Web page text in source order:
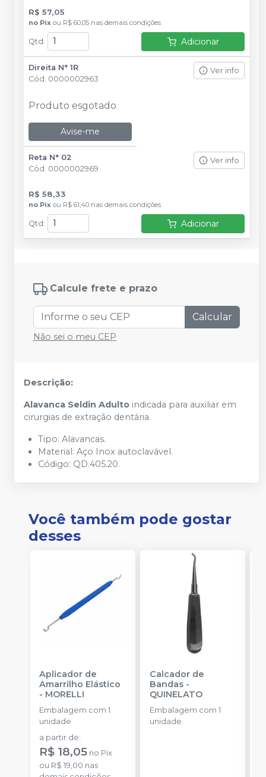
R$ 57,05
no Pix ou R$ 60,05 nas demais condições
Qtd : Adicionar
Direita N° 1R
Cód. 0000002963
Ver info
Produto esgotado
Avise-me
Reta N° 02
Cód. 0000002969
Ver info
R$ 58,33
no Pix ou R$ 61,40 nas demais condições
Qtd : Adicionar
Calcule frete e prazo
Calcular
Não sei o meu CEP
Descrição:
Alavanca Seldin Adulto indicada para auxiliar em
cirurgias de extração dentária.
Tipo: Alavancas.
Material: Aço Inox autoclavável.
Código: QD.405.20.
Você também pode gostar
desses
Aplicador de
Amarrilho Elástico
- MORELLI
Embalagem com 1
unidade
a partir de:
R$ 18,05 no Pix
ou R$ 19,00 nas
Calcador de
Bandas-
QUINELATO
Embalagem com 1
unidade.